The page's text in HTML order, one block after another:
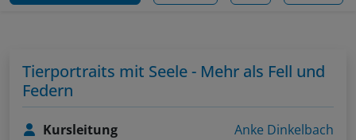
Tierportraits mit Seele - Mehr als Fell und
Federn
Kursleitung
Anke Dinkelbach